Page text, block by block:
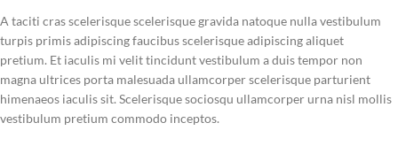
A taciti cras scelerisque scelerisque gravida natoque nulla vestibulum
turpis primis adipiscing faucibus scelerisque adipiscing aliquet
pretium. Et iaculis mi velit tincidunt vestibulum a duis tempor non
magna ultrices porta malesuada ullamcorper scelerisque parturient
himenaeos iaculis sit. Scelerisque sociosqu ullamcorper urna nisl mollis
vestibulum pretium commodo inceptos.